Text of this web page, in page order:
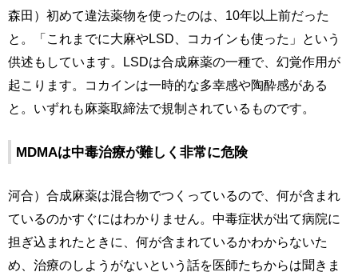
森田）初めて違法薬物を使ったのは、10年以上前だった
と。「これまでに大麻やLSD、コカインも使った」という
供述もしています。LSDは合成麻薬の一種で、幻覚作用が
起こります。コカインは一時的な多幸感や陶酔感がある
と。いずれも麻薬取締法で規制されているものです。
MDMAは中毒治療が難しく非常に危険
河合）合成麻薬は混合物でつくっているので、何が含まれ
ているのかすぐにはわかりません。中毒症状が出て病院に
担ぎ込まれたときに、何が含まれているかわからないた
め、治療のしようがないという話を医師たちからは聞きま